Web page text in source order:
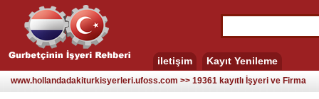
iletişim Kayıt Yenileme
www.hollandadakiturkisyerleri.ufoss.com >> 19361 kayıtlı İşyeri ve Firma